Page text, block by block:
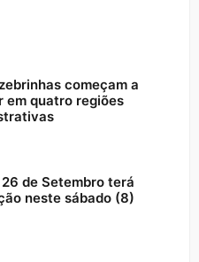
começam a
em quatro regiões
26 de Setembro terá
neste sábado (8)